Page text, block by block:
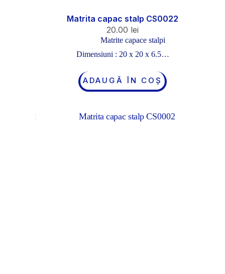
Matrita capac stalp CS0022
20.00 lei
Matrite capace stalpi
Dimensiuni : 20 x 20 x 6.5…
ADAUGĂ ÎN COȘ